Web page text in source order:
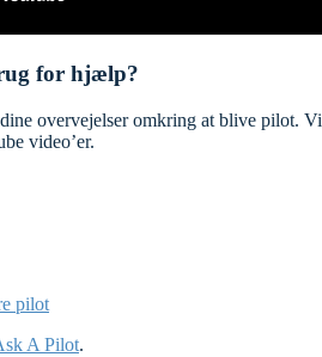
for hjælp?
overvejelser omkring at blive pilot.
video’er.
pilot
A Pilot.